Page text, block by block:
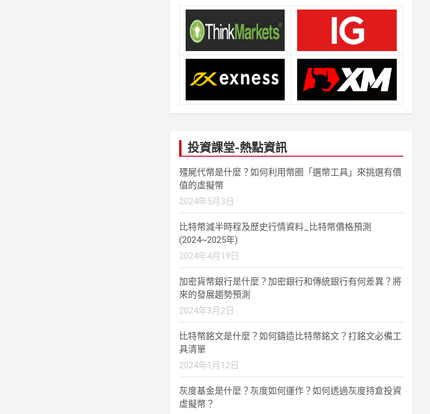
投資課堂-熱點資訊
殭屍代幣是什麼？如何利用幣圈「選幣工具」來挑選有價
值的虛擬幣
2024年5月3日
比特幣減半時程及歷史行情資料_比特幣價格預測
(2024~2025年)
2024年4月19日
加密貨幣銀行是什麼？加密銀行和傳統銀行有何差異？將
來的發展趨勢預測
2024年3月2日
比特幣銘文是什麼？如何鑄造比特幣銘文？打銘文必備工
具清單
2024年1月12日
灰度基金是什麼？灰度如何運作？如何透過灰度持倉投資
虛擬幣？